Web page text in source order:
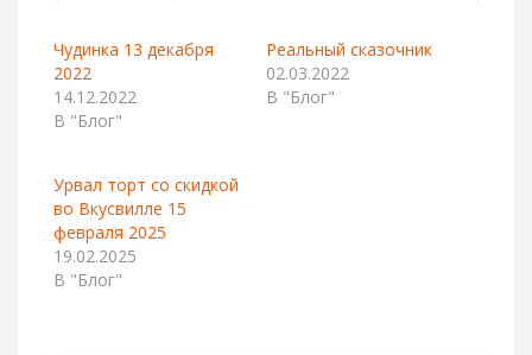
Чудинка 13 декабря
2022
14.12.2022
В "Блог"
Реальный сказочник
02.03.2022
В "Блог"
Урвал торт со скидкой
во Вкусвилле 15
февраля 2025
19.02.2025
В "Блог"